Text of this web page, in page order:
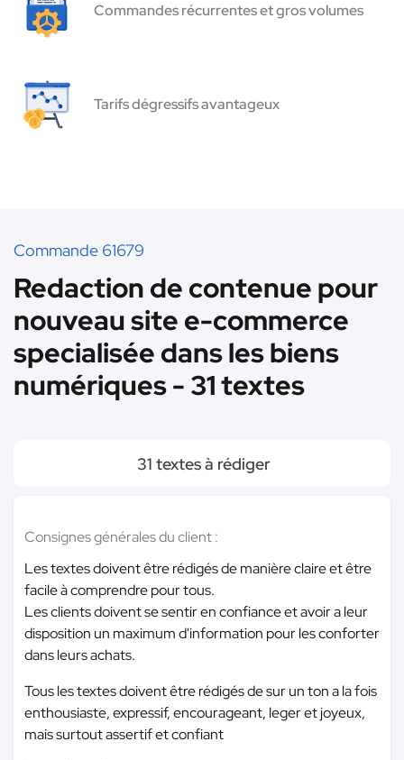
Commandes récurrentes et gros volumes
Tarifs dégressifs avantageux
Commande 61679
Redaction de contenue pour
nouveau site e-commerce
specialisée dans les biens
numériques - 31 textes
31 textes à rédiger
Consignes générales du client :
Les textes doivent être rédigés de manière claire et être
facile à comprendre pour tous.
Les clients doivent se sentir en confiance et avoir a leur
disposition un maximum d'information pour les conforter
dans leurs achats.
Tous les textes doivent être rédigés de sur un ton a la fois
enthousiaste, expressif, encourageant, leger et joyeux,
mais surtout assertif et confiant